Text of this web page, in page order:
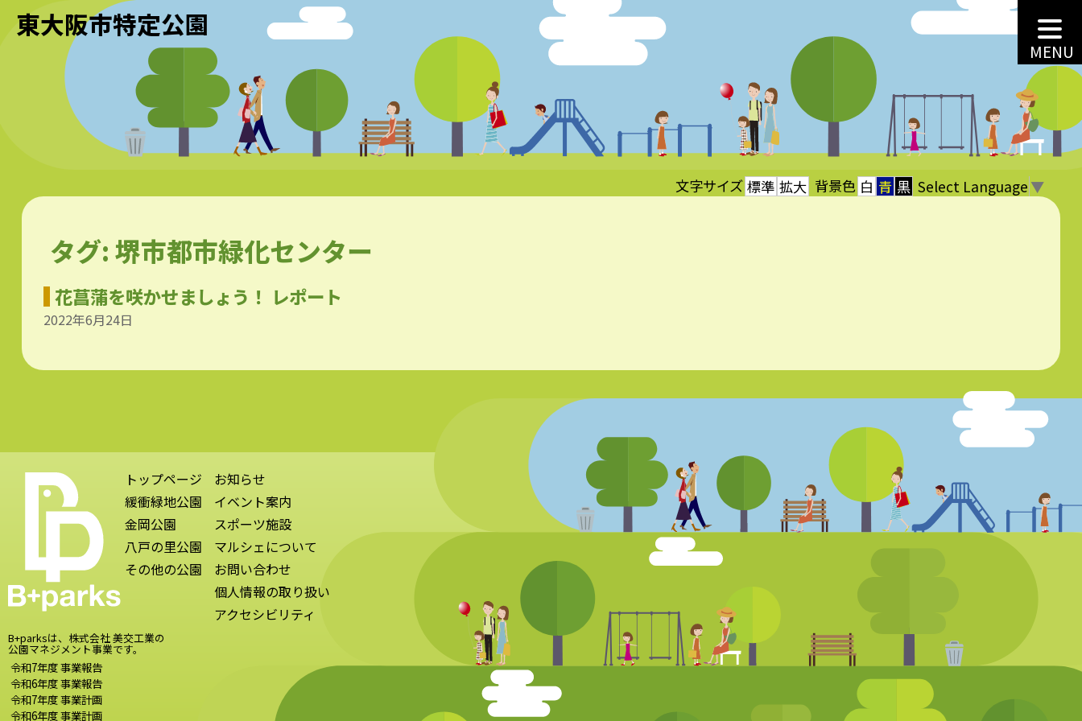
東大阪市特定公園
MENU
文字サイズ 標準 拡大 背景色 白 青 黒 Select Language ▼
タグ:堺市都市緑化センター
花菖蒲を咲かせましょう！ レポート
2022年6月24日
トップページ
緩衝緑地公園
金岡公園
八戸の里公園
その他の公園
お知らせ
イベント案内
スポーツ施設
マルシェについて
お問い合わせ
個人情報の取り扱い
アクセシビリティ
B+parksは、株式会社 美交工業の
公園マネジメント事業です。
令和7年度 事業報告
令和6年度 事業報告
令和7年度 事業計画
令和6年度 事業計画